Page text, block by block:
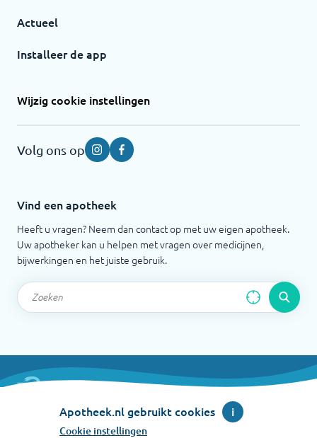
Actueel
Installeer de app
Wijzig cookie instellingen
Volg ons op InstagramFacebook
Vind een apotheek
Heeft u vragen? Neem dan contact op met uw eigen apotheek.
Uw apotheker kan u helpen met vragen over medicijnen,
bijwerkingen en het juiste gebruik.
Apotheek.nl is een initiatief van de Koninklijke
Nederlandse Maatschappij ter bevordering der
Apotheek.nl gebruikt cookies i
Cookie instellingen